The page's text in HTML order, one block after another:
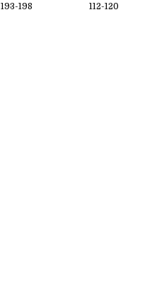
193-198 112-120